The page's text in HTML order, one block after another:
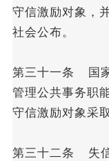
守信激励对象，
社会公布。
第三十一条 国
管理公共事务职
守信激励对象采
第三十二条 失